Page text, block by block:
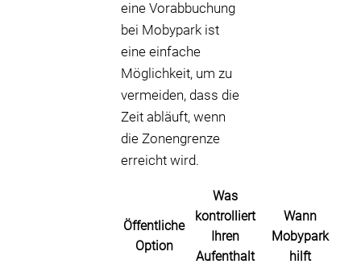
eine Vorabbuchung
bei Mobypark ist
eine einfache
Möglichkeit, um zu
vermeiden, dass die
Zeit abläuft, wenn
die Zonengrenze
erreicht wird.
Öffentliche
Option
Was
kontrolliert
Ihren
Aufenthalt
Wann
Mobypark
hilft